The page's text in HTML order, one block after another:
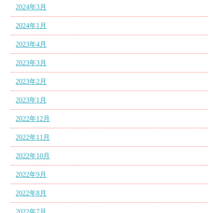
2024年3月
2024年1月
2023年4月
2023年3月
2023年2月
2023年1月
2022年12月
2022年11月
2022年10月
2022年9月
2022年8月